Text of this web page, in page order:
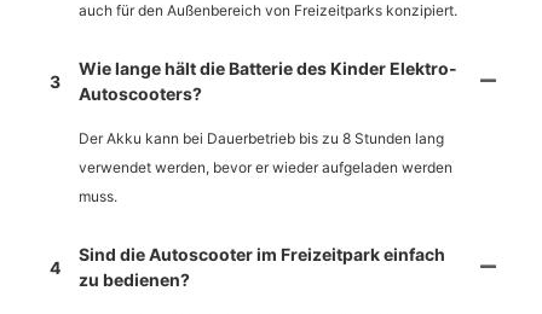
auch für den Außenbereich von Freizeitparks konzipiert.
3
Wie lange hält die Batterie des Kinder Elektro-
Autoscooters?
Der Akku kann bei Dauerbetrieb bis zu 8 Stunden lang
verwendet werden, bevor er wieder aufgeladen werden
muss.
4
Sind die Autoscooter im Freizeitpark einfach
zu bedienen?